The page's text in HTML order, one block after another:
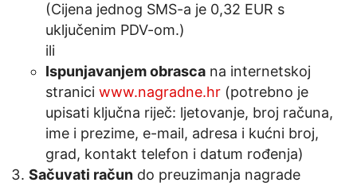
(Cijena jednog SMS-a je 0,32 EUR s
uključenim PDV-om.)
ili
Ispunjavanjem obrasca na internetskoj
stranici www.nagradne.hr (potrebno je
upisati ključna riječ: ljetovanje, broj računa,
ime i prezime, e-mail, adresa i kućni broj,
grad, kontakt telefon i datum rođenja)
Sačuvati račun do preuzimanja nagrade